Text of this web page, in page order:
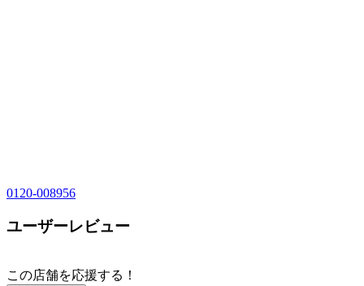
0120-008956
ユーザーレビュー
この店舗を応援する！